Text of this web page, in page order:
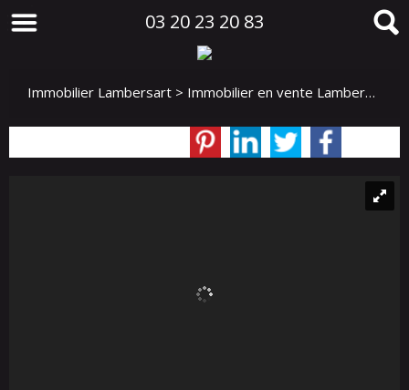
03 20 23 20 83
Immobilier Lambersart > Immobilier en vente Lambersart